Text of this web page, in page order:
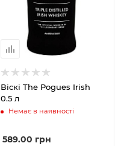
Віскі The Pogues Irish
0.5 л
Немає в наявності
589.00 грн